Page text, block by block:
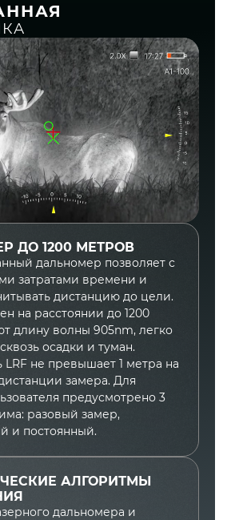
ДО 1200 МЕТРОВ
дальномер позволяет с
затратами времени и
дистанцию до цели.
на расстоянии до 1200
длину волны 905nm, легко
осадки и туман.
не превышает 1 метра на
замера. Для
предусмотрено 3
разовый замер,
и постоянный.
АЛГОРИТМЫ
дальномера и